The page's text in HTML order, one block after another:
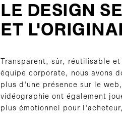
LE DESIGN
ET
Transparent, sûr, réutilisable
équipe corporate, nous avons
plus d'une présence sur le
vidéographie ont également
plus émotionnel pour